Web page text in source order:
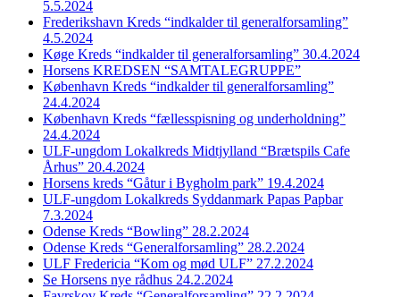
5.5.2024
Frederikshavn Kreds “indkalder til generalforsamling”
4.5.2024
Køge Kreds “indkalder til generalforsamling” 30.4.2024
Horsens KREDSEN “SAMTALEGRUPPE”
København Kreds “indkalder til generalforsamling”
24.4.2024
København Kreds “fællesspisning og underholdning”
24.4.2024
ULF-ungdom Lokalkreds Midtjylland “Brætspils Cafe
Århus” 20.4.2024
Horsens kreds “Gåtur i Bygholm park” 19.4.2024
ULF-ungdom Lokalkreds Syddanmark Papas Papbar
7.3.2024
Odense Kreds “Bowling” 28.2.2024
Odense Kreds “Generalforsamling” 28.2.2024
ULF Fredericia “Kom og mød ULF” 27.2.2024
Se Horsens nye rådhus 24.2.2024